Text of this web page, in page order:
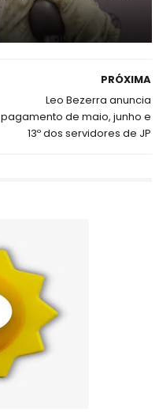
PRÓXIMA
Leo Bezerra anuncia
pagamento de maio, junho e
13º dos servidores de JP